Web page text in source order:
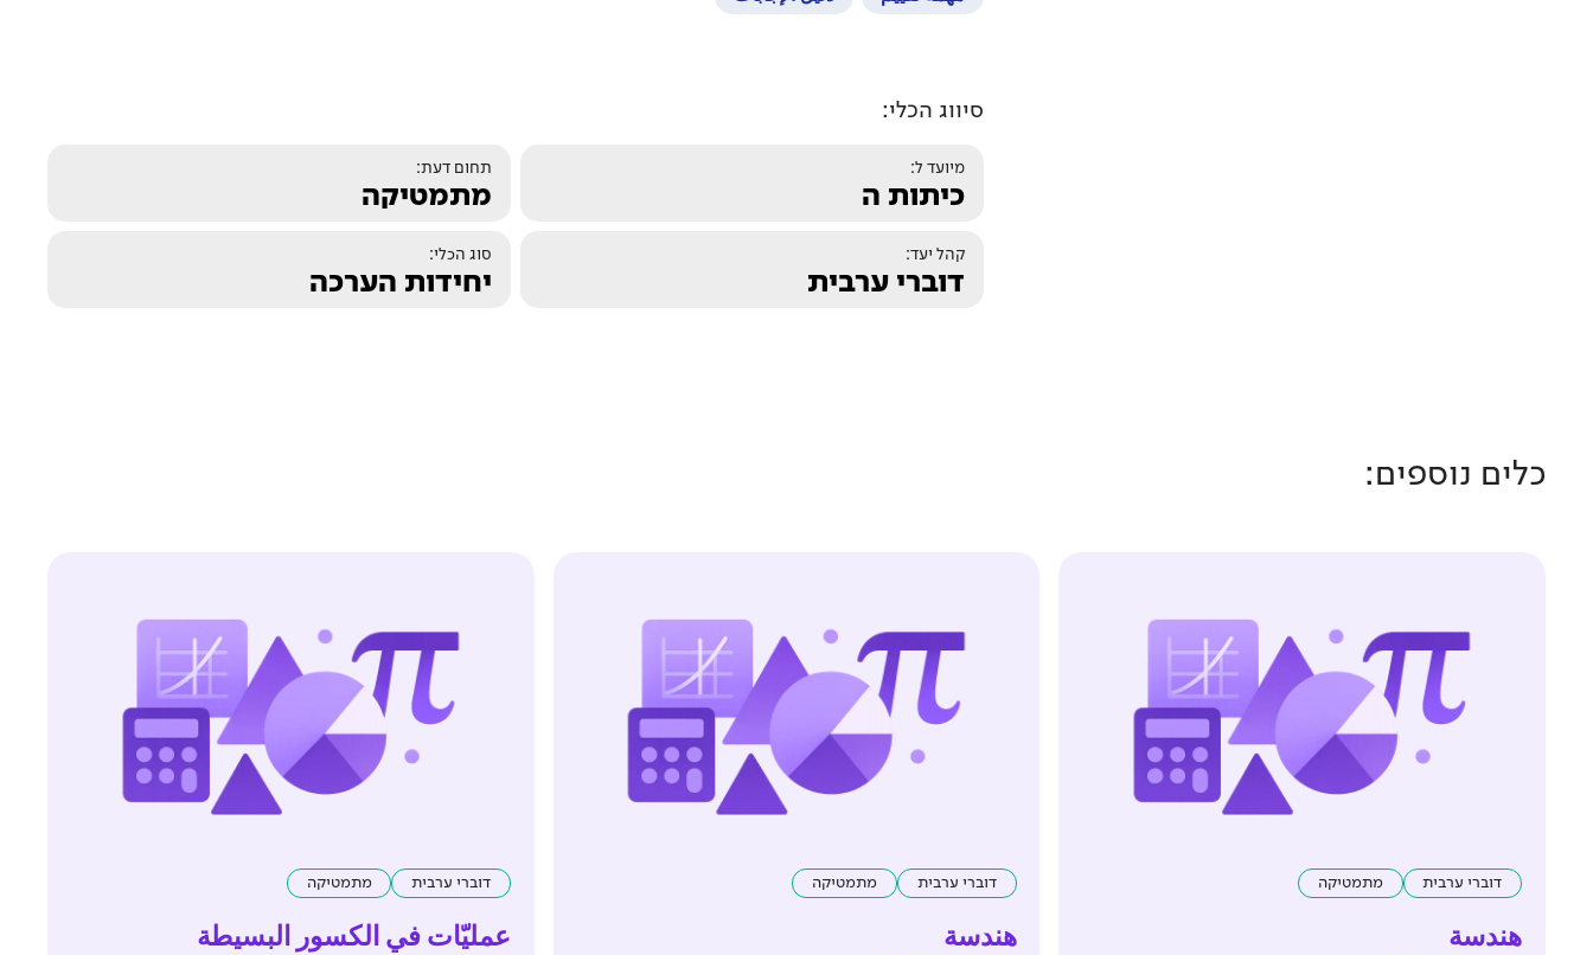
סיווג הכלי:
מיועד ל:
כיתות ה
תחום דעת:
מתמטיקה
קהל יעד:
דוברי ערבית
סוג הכלי:
יחידות הערכה
כלים נוספים:
דוברי ערבית מתמטיקה
هندسة
דוברי ערבית מתמטיקה
هندسة
דוברי ערבית מתמטיקה
عمليّات في الكسور البسيطة